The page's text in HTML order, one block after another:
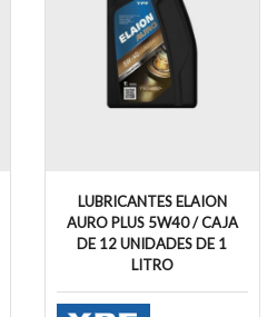
LUBRICANTES ELAION
AURO PLUS 5W40 / CAJA
DE 12 UNIDADES DE 1
LITRO